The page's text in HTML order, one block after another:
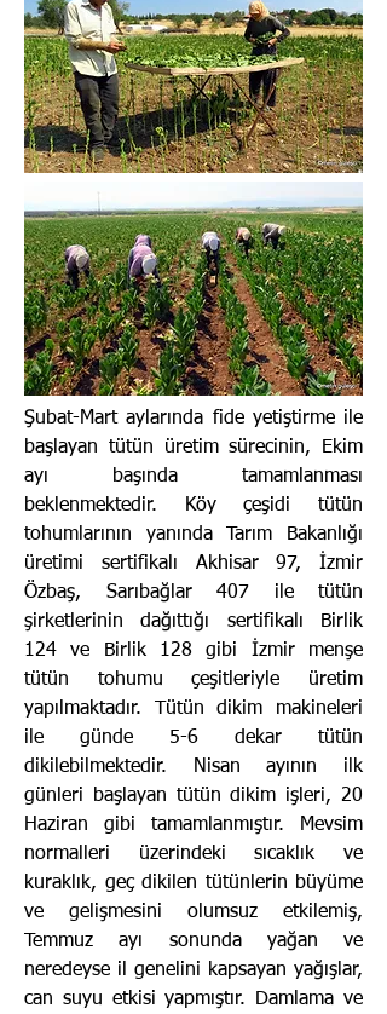
Şubat-Mart aylarında fide yetiştirme ile
başlayan tütün üretim sürecinin, Ekim
ayı başında tamamlanması
beklenmektedir. Köy çeşidi tütün
tohumlarının yanında Tarım Bakanlığı
üretimi sertifikalı Akhisar 97, İzmir
Özbaş, Sarıbağlar 407 ile tütün
şirketlerinin dağıttığı sertifikalı Birlik
124 ve Birlik 128 gibi İzmir menşe
tütün tohumu çeşitleriyle üretim
yapılmaktadır. Tütün dikim makineleri
ile günde 5-6 dekar tütün
dikilebilmektedir. Nisan ayının ilk
günleri başlayan tütün dikim işleri, 20
Haziran gibi tamamlanmıştır. Mevsim
normalleri üzerindeki sıcaklık ve
kuraklık, geç dikilen tütünlerin büyüme
ve gelişmesini olumsuz etkilemiş,
Temmuz ayı sonunda yağan ve
neredeyse il genelini kapsayan yağışlar,
can suyu etkisi yapmıştır. Damlama ve